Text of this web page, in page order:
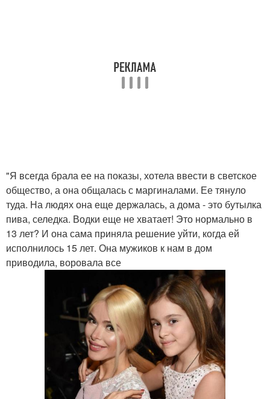
"Я всегда брала ее на показы, хотела ввести в светское
общество, а она общалась с маргиналами. Ее тянуло
туда. На людях она еще держалась, а дома - это бутылка
пива, селедка. Водки еще не хватает! Это нормально в
13 лет? И она сама приняла решение уйти, когда ей
исполнилось 15 лет. Она мужиков к нам в дом
приводила, воровала все